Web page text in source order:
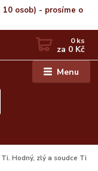
10 osob) - prosíme o
Menu
0ks
za 0 Kč
Hodný, zlý a soudce Ti